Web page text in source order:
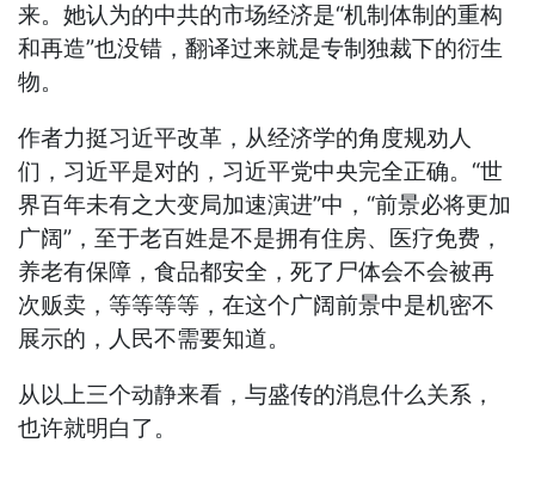
来。她认为的中共的市场经济是“机制体制的重构
和再造”也没错，翻译过来就是专制独裁下的衍生
物。
作者力挺习近平改革，从经济学的角度规劝人
们，习近平是对的，习近平党中央完全正确。“世
界百年未有之大变局加速演进”中，“前景必将更加
广阔”，至于老百姓是不是拥有住房、医疗免费，
养老有保障，食品都安全，死了尸体会不会被再
次贩卖，等等等等，在这个广阔前景中是机密不
展示的，人民不需要知道。
从以上三个动静来看，与盛传的消息什么关系，
也许就明白了。